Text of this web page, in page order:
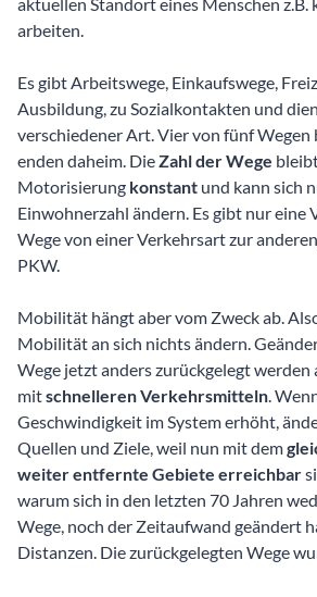
arbeiten.
Es gibt Arbeitswege, Einkaufswege,
Ausbildung, zu Sozialkontakten und
verschiedener Art. Vier von fünf Wegen
enden daheim. DieZahl der Wege
Motorisierung konstant und kann sich
Einwohnerzahl ändern. Es gibt nur eine
Wege von einer Verkehrsart zur
PKW.
Mobilität hängt aber vom Zweck ab.
Mobilität an sich nichts ändern.
Wege jetzt anders zurückgelegt werden
mitschnelleren Verkehrsmitteln.
Geschwindigkeit im System erhöht,
Quellen und Ziele, weil nun mit dem
weiter entfernte Gebiete erreichbar
warum sich in den letzten 70 Jahren
Wege, noch der Zeitaufwand geändert
Distanzen. Die zurückgelegten Wege